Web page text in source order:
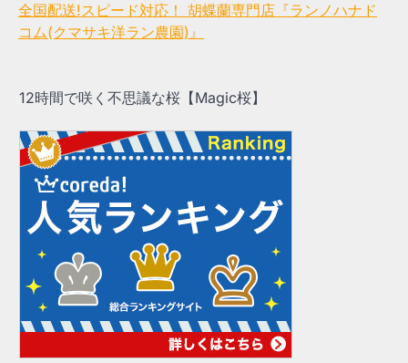
全国配送!スピード対応！ 胡蝶蘭専門店『ランノハナド
コム(クマサキ洋ラン農園)』
12時間で咲く不思議な桜【Magic桜】